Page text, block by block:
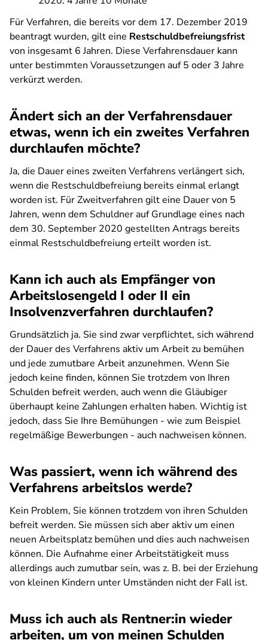
Für Verfahren, die bereits vor dem 17. Dezember 2019
beantragt wurden, gilt eine Restschuldbefreiungsfrist
von insgesamt 6 Jahren. Diese Verfahrensdauer kann
unter bestimmten Voraussetzungen auf 5 oder 3 Jahre
verkürzt werden.
Ändert sich an der Verfahrensdauer
etwas, wenn ich ein zweites Verfahren
durchlaufen möchte?
Ja, die Dauer eines zweiten Verfahrens verlängert sich,
wenn die Restschuldbefreiung bereits einmal erlangt
worden ist. Für Zweitverfahren gilt eine Dauer von 5
Jahren, wenn dem Schuldner auf Grundlage eines nach
dem 30. September 2020 gestellten Antrags bereits
einmal Restschuldbefreiung erteilt worden ist.
Kann ich auch als Empfänger von
Arbeitslosengeld I oder II ein
Insolvenzverfahren durchlaufen?
Grundsätzlich ja. Sie sind zwar verpflichtet, sich während
der Dauer des Verfahrens aktiv um Arbeit zu bemühen
und jede zumutbare Arbeit anzunehmen. Wenn Sie
jedoch keine finden, können Sie trotzdem von Ihren
Schulden befreit werden, auch wenn die Gläubiger
überhaupt keine Zahlungen erhalten haben. Wichtig ist
jedoch, dass Sie Ihre Bemühungen - wie zum Beispiel
regelmäßige Bewerbungen - auch nachweisen können.
Was passiert, wenn ich während des
Verfahrens arbeitslos werde?
Kein Problem, Sie können trotzdem von ihren Schulden
befreit werden. Sie müssen sich aber aktiv um einen
neuen Arbeitsplatz bemühen und dies auch nachweisen
können. Die Aufnahme einer Arbeitstätigkeit muss
allerdings auch zumutbar sein, was z. B. bei der Erziehung
von kleinen Kindern unter Umständen nicht der Fall ist.
Muss ich auch als Rentner:in wieder
arbeiten, um von meinen Schulden